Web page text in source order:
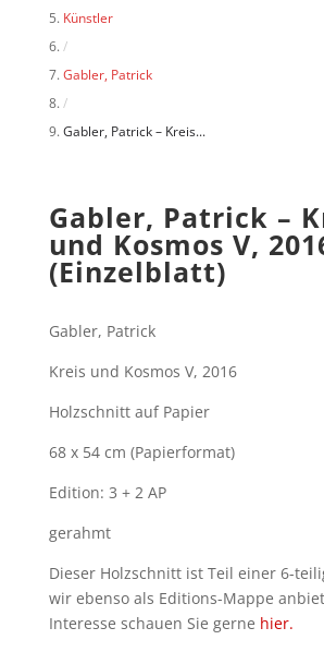
Künstler
/
Gabler, Patrick
/
Gabler, Patrick – Kreis...
Gabler, Patrick –
und Kosmos V,
(Einzelblatt)
Gabler, Patrick
Kreis und Kosmos V, 2016
Holzschnitt auf Papier
68 x 54 cm (Papierformat)
Edition: 3 + 2 AP
gerahmt
Dieser Holzschnitt ist Teil einer 6-
wir ebenso als Editions-Mappe
Interesse schauen Sie gerne hier.